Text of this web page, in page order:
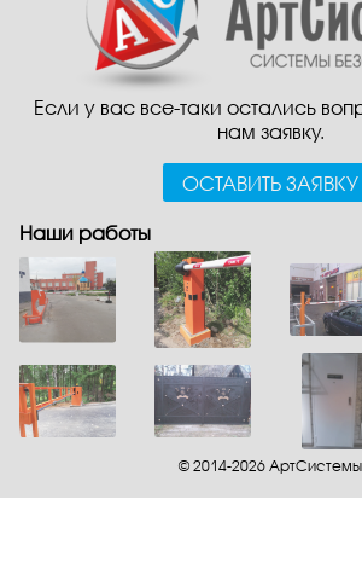
Если у вас все-таки остались
нам заявку.
ОСТАВИТЬ ЗАЯВКУ
Наши работы
© 2014-2026 АртСистемы